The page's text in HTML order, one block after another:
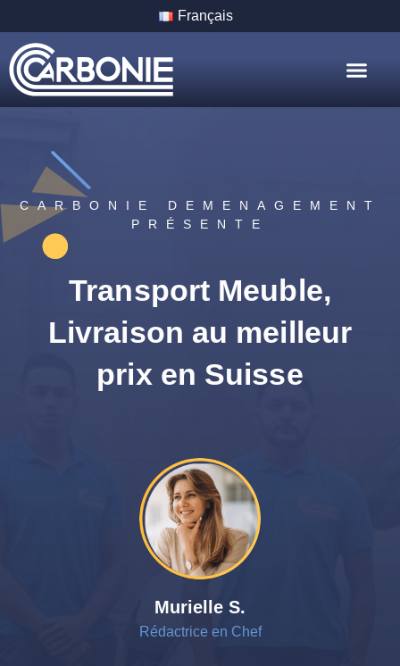
Français
CARBONIE DEMENAGEMENT
PRÉSENTE
Transport Meuble,
Livraison au meilleur
prix en Suisse
Murielle S.
Rédactrice en Chef